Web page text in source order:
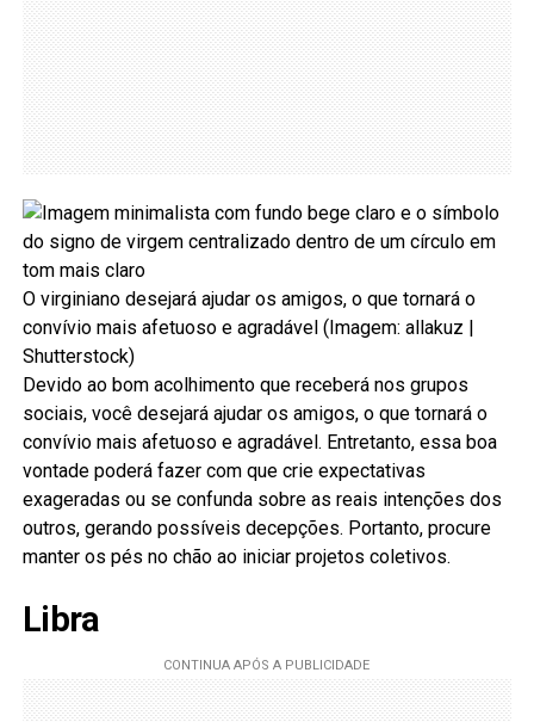
O virginiano desejará ajudar os amigos, o que tornará o
convívio mais afetuoso e agradável (Imagem: allakuz |
Shutterstock)
Devido ao bom acolhimento que receberá nos grupos
sociais, você desejará ajudar os amigos, o que tornará o
convívio mais afetuoso e agradável. Entretanto, essa boa
vontade poderá fazer com que crie expectativas
exageradas ou se confunda sobre as reais intenções dos
outros, gerando possíveis decepções. Portanto, procure
manter os pés no chão ao iniciar projetos coletivos.
Libra